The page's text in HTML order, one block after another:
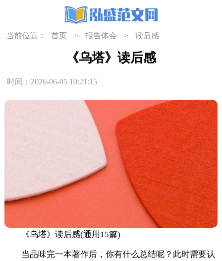
当前位置： 首页 > 报告体会 > 读后感
《乌塔》读后感
时间：2026-06-05 10:21:15
《乌塔》读后感(通用15篇)
当品味完一本著作后，你有什么总结呢？此时需要认